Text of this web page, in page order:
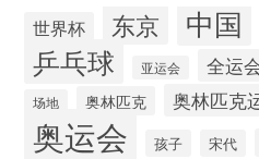
世界杯 东京 中国
乒乓球 亚运会 全运
场地 奥林匹克 奥林匹克
奥运会 孩子 宋代